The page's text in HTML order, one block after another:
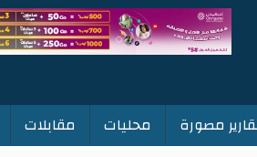
مصورة محليات مقابلات